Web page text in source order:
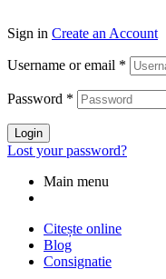
Sign in Create an Account
Username or email *
Password *
Login
Lost your password?
Main menu
Citește online
Blog
Consignatie